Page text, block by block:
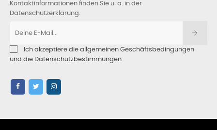
Kontaktinformationen finden Sie u. a. in der
Datenschutzerklärung.
Ich akzeptiere die allgemeinen Geschäftsbedingungen
und die Datenschutzbestimmungen